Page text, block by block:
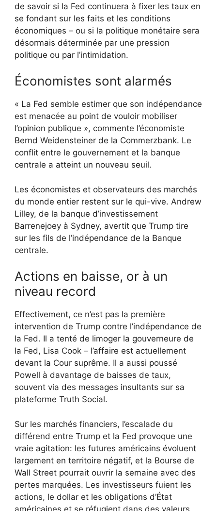
de savoir si la Fed continuera à fixer les taux en
se fondant sur les faits et les conditions
économiques – ou si la politique monétaire sera
désormais déterminée par une pression
politique ou par l’intimidation.
Économistes sont alarmés
« La Fed semble estimer que son indépendance
est menacée au point de vouloir mobiliser
l’opinion publique », commente l’économiste
Bernd Weidensteiner de la Commerzbank. Le
conflit entre le gouvernement et la banque
centrale a atteint un nouveau seuil.
Les économistes et observateurs des marchés
du monde entier restent sur le qui-vive. Andrew
Lilley, de la banque d’investissement
Barrenejoey à Sydney, avertit que Trump tire
sur les fils de l’indépendance de la Banque
centrale.
Actions en baisse, or à un
niveau record
Effectivement, ce n’est pas la première
intervention de Trump contre l’indépendance de
la Fed. Il a tenté de limoger la gouverneure de
la Fed, Lisa Cook – l’affaire est actuellement
devant la Cour suprême. Il a aussi poussé
Powell à davantage de baisses de taux,
souvent via des messages insultants sur sa
plateforme Truth Social.
Sur les marchés financiers, l’escalade du
différend entre Trump et la Fed provoque une
vraie agitation: les futures américains évoluent
largement en territoire négatif, et la Bourse de
Wall Street pourrait ouvrir la semaine avec des
pertes marquées. Les investisseurs fuient les
actions, le dollar et les obligations d’État
américaines et se réfugient dans des valeurs